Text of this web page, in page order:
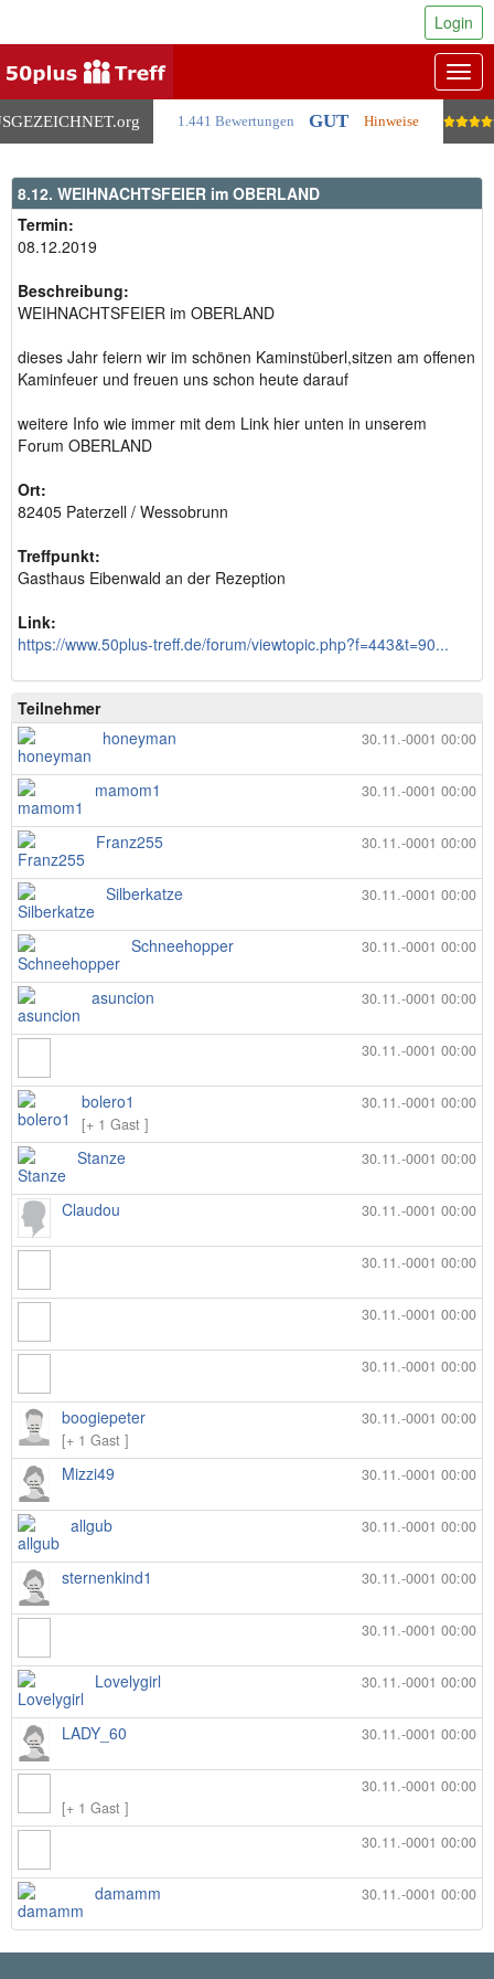
.org 1.441 Bewertungen GUT Hinweise
Login
8.12. WEIHNACHTSFEIER im OBERLAND
Termin:
08.12.2019
Beschreibung:
WEIHNACHTSFEIER im OBERLAND
dieses Jahr feiern wir im schönen Kaminstüberl,sitzen am offenen
Kaminfeuer und freuen uns schon heute darauf
weitere Info wie immer mit dem Link hier unten in unserem
Forum OBERLAND
Ort:
82405 Paterzell / Wessobrunn
Treffpunkt:
Gasthaus Eibenwald an der Rezeption
Link:
https://www.50plus-treff.de/forum/viewtopic.php?f=443&t=90...
Teilnehmer
30.11.-0001 00:00
honeyman
30.11.-0001 00:00
mamom1
30.11.-0001 00:00
Franz255
30.11.-0001 00:00
Silberkatze
30.11.-0001 00:00
Schneehopper
30.11.-0001 00:00
asuncion
30.11.-0001 00:00
30.11.-0001 00:00
bolero1
[+ 1 Gast ]
30.11.-0001 00:00
Stanze
30.11.-0001 00:00
Claudou
30.11.-0001 00:00
30.11.-0001 00:00
30.11.-0001 00:00
30.11.-0001 00:00
boogiepeter
[+ 1 Gast ]
30.11.-0001 00:00
Mizzi49
30.11.-0001 00:00
allgub
30.11.-0001 00:00
sternenkind1
30.11.-0001 00:00
30.11.-0001 00:00
Lovelygirl
30.11.-0001 00:00
LADY_60
30.11.-0001 00:00
[+ 1 Gast ]
30.11.-0001 00:00
30.11.-0001 00:00
damamm